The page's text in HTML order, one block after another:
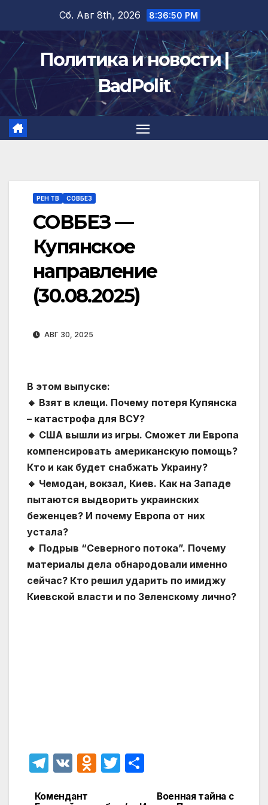
содержимому
Сб. Авг 8th, 2026 8:36:51 PM
Политика и новости |
BadPolit
РЕН ТВ СОВБЕЗ
СОВБЕЗ —
Купянское
направление
(30.08.2025)
АВГ 30, 2025
В этом выпуске:
🔸 Взят в клещи. Почему потеря Купянска
– катастрофа для ВСУ?
🔸 США вышли из игры. Сможет ли Европа
компенсировать американскую помощь?
Кто и как будет снабжать Украину?
🔸 Чемодан, вокзал, Киев. Как на Западе
пытаются выдворить украинских
беженцев? И почему Европа от них
устала?
🔸 Подрыв “Северного потока”. Почему
материалы дела обнародовали именно
сейчас? Кто решил ударить по имиджу
Киевской власти и по Зеленскому лично?
T
V
O T
Военная тайна с
Комендант